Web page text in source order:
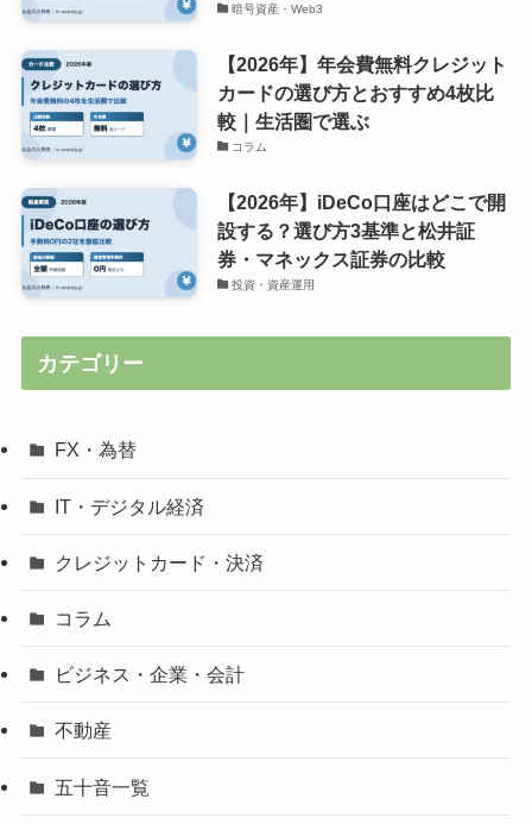
暗号資産・Web3
【2026年】年会費無料クレジット
カードの選び方とおすすめ4枚比
較｜生活圏で選ぶ
コラム
【2026年】iDeCo口座はどこで開
設する？選び方3基準と松井証
券・マネックス証券の比較
投資・資産運用
カテゴリー
FX・為替
IT・デジタル経済
クレジットカード・決済
コラム
ビジネス・企業・会計
不動産
五十音一覧